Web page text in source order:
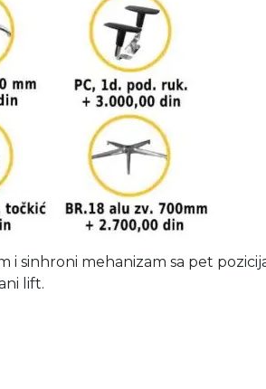
i sinhroni mehanizam sa pet
lift.